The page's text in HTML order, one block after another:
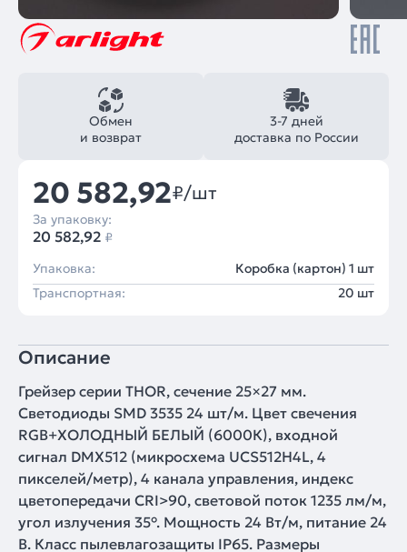
3-7 дней
доставка по России
Обмен
и возврат
20 582,92₽/шт
За упаковку:
20 582,92 ₽
Упаковка:
Коробка (картон) 1 шт
Транспортная:
20 шт
Описание
Грейзер серии THOR, сечение 25×27 мм.
Светодиоды SMD 3535 24 шт/м. Цвет свечения
RGB+ХОЛОДНЫЙ БЕЛЫЙ (6000К), входной
сигнал DMX512 (микросхема UCS512H4L, 4
пикселей/метр), 4 канала управления, индекс
цветопередачи CRI>90, световой поток 1235 лм/м,
угол излучения 35°. Мощность 24 Вт/м, питание 24
В. Класс пылевлагозащиты IP65. Размеры